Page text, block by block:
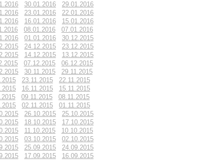
30.01.2016
29.01.2016
23.01.2016
22.01.2016
16.01.2016
15.01.2016
08.01.2016
07.01.2016
01.01.2016
30.12.2015
24.12.2015
23.12.2015
14.12.2015
13.12.2015
07.12.2015
06.12.2015
30.11.2015
29.11.2015
23.11.2015
22.11.2015
16.11.2015
15.11.2015
09.11.2015
08.11.2015
02.11.2015
01.11.2015
26.10.2015
25.10.2015
18.10.2015
17.10.2015
11.10.2015
10.10.2015
03.10.2015
02.10.2015
25.09.2015
24.09.2015
17.09.2015
16.09.2015